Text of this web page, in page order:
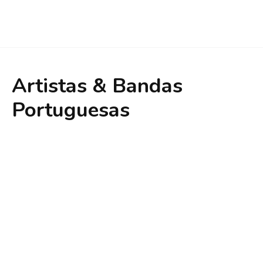
Artistas & Bandas
Portuguesas